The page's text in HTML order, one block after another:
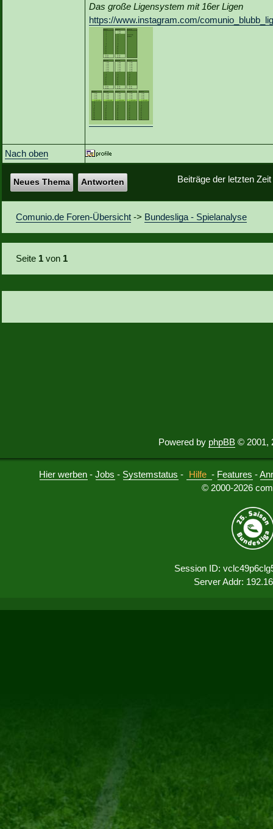
Das große Ligensystem mit 16er Ligen
https://www.instagram.com/
Nach oben
Beiträge der letzten
Neues Thema Antworten
Comunio.de Foren-Übersicht -> Bundesliga - Spielanalyse
Seite 1 von 1
Powered by phpBB © 2001,
Hier werben -Jobs - Systemstatus - Hilfe - Features -
© 2000-2026
Session ID:
Server Addr: